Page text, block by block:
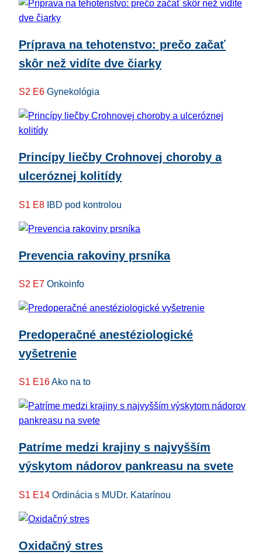
Príprava na tehotenstvo: prečo začať
skôr než vidíte dve čiarky
S2 E6 Gynekológia
Princípy liečby Crohnovej choroby a
ulceróznej kolitídy
S1 E8 IBD pod kontrolou
Prevencia rakoviny prsníka
S2 E7 Onkoinfo
Predoperačné anestéziologické
vyšetrenie
S1 E16Ako na to
Patríme medzi krajiny s najvyšším
výskytom nádorov pankreasu na svete
S1 E14 Ordinácia s MUDr. Katarínou
Oxidačný stres